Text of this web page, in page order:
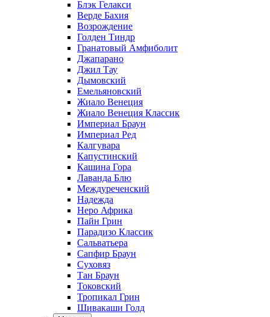
Блэк Гелакси
Верде Бахия
Возрождение
Голден Тиндр
Гранатовый Амфиболит
Джапарано
Джил Тау
Дымовский
Емельяновский
Жиало Венеция
Жиало Венеция Классик
Империал Браун
Империал Ред
Калгувара
Капустинский
Кашина Гора
Лаванда Блю
Междуреченский
Надежда
Неро Африка
Пайн Грин
Парадизо Классик
Сальватьера
Сапфир Браун
Суховяз
Тан Браун
Токовский
Тропикал Грин
Шивакаши Голд